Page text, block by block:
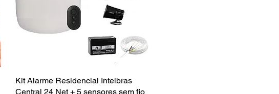
Visualização rápida
Kit Alarme Residencial Intelbras
Central 24 Net + 5 sensores sem fio